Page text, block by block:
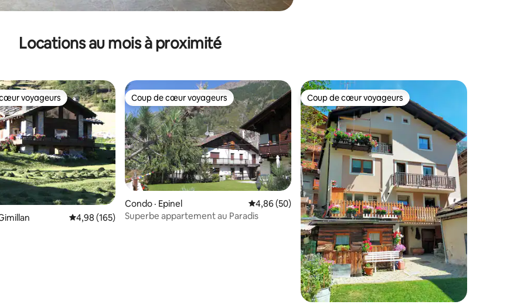
Locations au mois à proximité
109 commentaires
voyageurs parmi les plus aimés
voyageurs
Note moyenne de 4,98 sur 5, 165 commentaires
4,98 (165)
Coup de cœur voyageurs
Coup de cœur voyageurs
Condo · Epinel Note moyenne de 4,86 sur 5, 50 commentaires
4,86 (50)
Superbe appartement au Paradis
Coup de cœur voyageurs
Coup de cœur voyageurs